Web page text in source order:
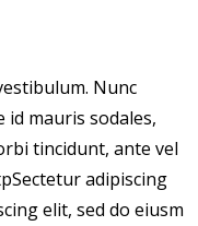
Nunc
id mauris sodales,
tincidunt, ante vel
adipiscing
elit, sed do eiusm